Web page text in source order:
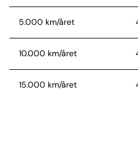
5.000 km/året
10.000 km/året
15.000 km/året